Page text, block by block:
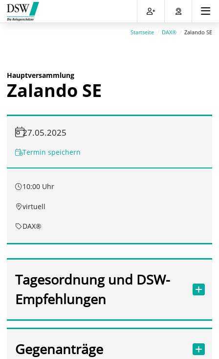
Direkt
zum
Inhalt
Direkt
zum
Hauptmenu
Direkt
zur
Suche
Direkt
zum
Footer
Startseite DAX® Zalando SE
Hauptversammlung
Zalando SE
27.05.2025
Termin speichern
10:00 Uhr
virtuell
DAX®
Tagesordnung und DSW-
Empfehlungen
Gegenanträge